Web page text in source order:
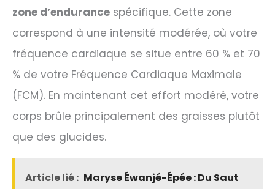
zone d’endurance spécifique. Cette zone
correspond à une intensité modérée, où votre
fréquence cardiaque se situe entre 60 % et 70
% de votre Fréquence Cardiaque Maximale
(FCM). En maintenant cet effort modéré, votre
corps brûle principalement des graisses plutôt
que des glucides.
Article lié : Maryse Éwanjé-Épée : Du Saut